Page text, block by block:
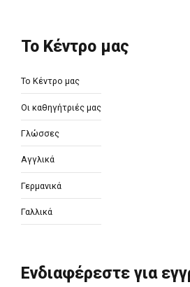
Το Κέντρο μας
Το Κέντρο μας
Οι καθηγήτριές μας
Γλώσσες
Αγγλικά
Γερμανικά
Γαλλικά
Ενδιαφέρεστε για